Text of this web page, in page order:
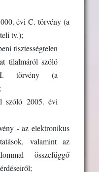
évi C. törvény (a
tv.);
tisztességtelen
tilalmáról szóló
törvény (a
;
szóló 2005. évi
- az elektronikus
valamint az
összefüggő